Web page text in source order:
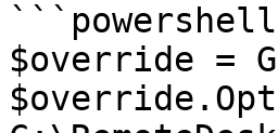
```powershell
$override =